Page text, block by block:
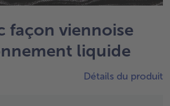
cuisine
façon viennoise
liquide
Détails du produit